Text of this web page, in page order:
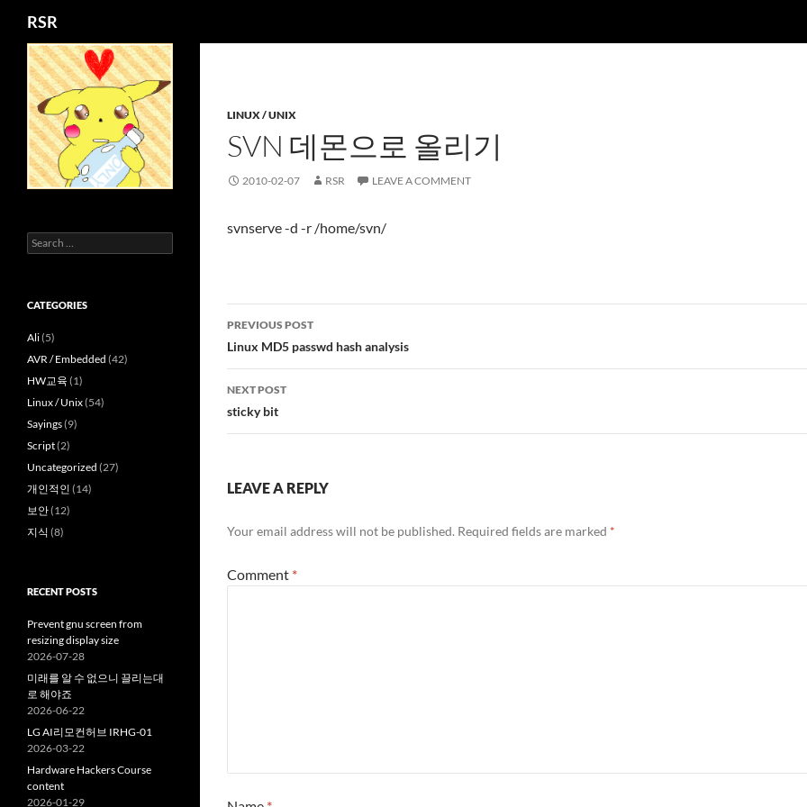
content
RSR
LINUX / UNIX
SVN 데몬으로 올리기
2010-02-07 RSR LEAVE A COMMENT
svnserve -d -r /home/svn/
Post
navigation
PREVIOUS POST
Linux MD5 passwd hash analysis
NEXT POST
sticky bit
LEAVE A REPLY
Your email address will not be published. Required fields are marked *
Comment *
Search
for:
CATEGORIES
Ali(5)
AVR / Embedded (42)
HW교육 (1)
Linux / Unix(54)
Sayings(9)
Script(2)
Uncategorized (27)
개인적인 (14)
보안(12)
지식 (8)
RECENT POSTS
Prevent gnu screen from
resizing display size
2026-07-28
미래를 알 수 없으니 끌리는대
로 해야죠
2026-06-22
LG AI리모컨허브 IRHG-01
2026-03-22
Hardware Hackers Course
content
2026-01-29